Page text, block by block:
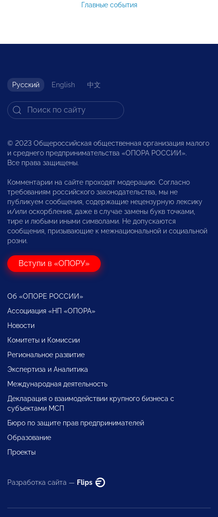
Главные события
Русский English 中文
© 2023 Общероссийская общественная организация малого
и среднего предпринимательства «ОПОРА РОССИИ».
Все права защищены.
Комментарии на сайте проходят модерацию. Согласно
требованиям российского законодательства, мы не
публикуем сообщения, содержащие нецензурную лексику
и/или оскорбления, даже в случае замены букв точками,
тире и любыми иными символами. Не допускаются
сообщения, призывающие к межнациональной и социальной
розни.
Вступи в «ОПОРУ»
Об «ОПОРЕ РОССИИ»
Ассоциация «НП «ОПОРА»
Новости
Комитеты и Комиссии
Региональное развитие
Экспертиза и Аналитика
Международная деятельность
Декларация о взаимодействии крупного бизнеса с
субъектами МСП
Бюро по защите прав предпринимателей
Образование
Проекты
Разработка сайта — Flips